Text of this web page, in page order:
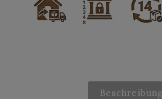
Beschreibung